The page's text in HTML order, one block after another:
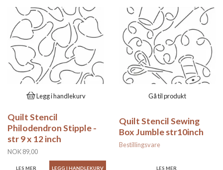
Legg i handlekurv
Quilt Stencil
Philodendron Stipple -
str 9 x 12 inch
NOK 89,00
LES MER
Gå til produkt
Quilt Stencil Sewing
Box Jumble str10inch
Bestillingsvare
LES MER